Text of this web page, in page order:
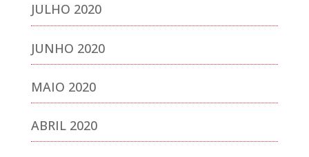
JULHO 2020
JUNHO 2020
MAIO 2020
ABRIL 2020